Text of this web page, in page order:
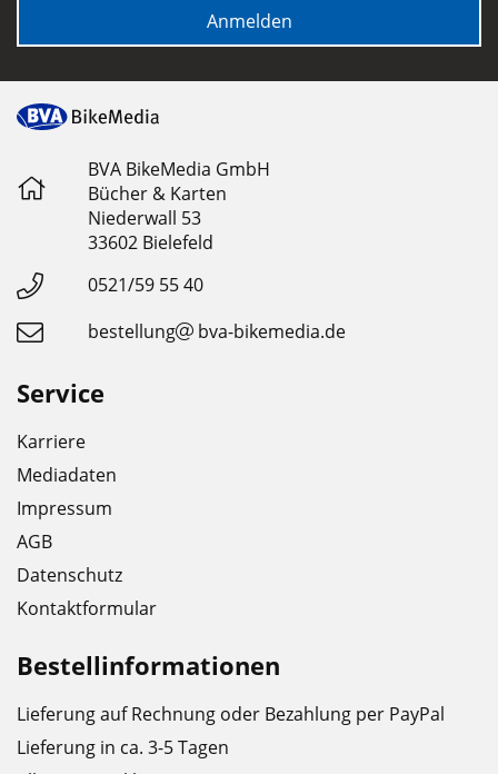
Anmelden
BVA BikeMedia GmbH
Bücher & Karten
Niederwall 53
33602 Bielefeld
0521/59 55 40
bestellung
bva-bikemedia.de
Service
Karriere
Mediadaten
Impressum
AGB
Datenschutz
Kontaktformular
Bestellinformationen
Lieferung auf Rechnung oder Bezahlung per PayPal
Lieferung in ca. 3-5 Tagen